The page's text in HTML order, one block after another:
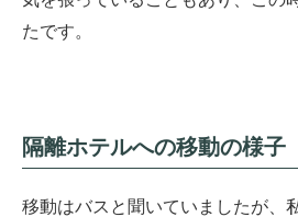
たです。
隔離ホテルへの移動の様子
移動はバスと聞いていましたが、